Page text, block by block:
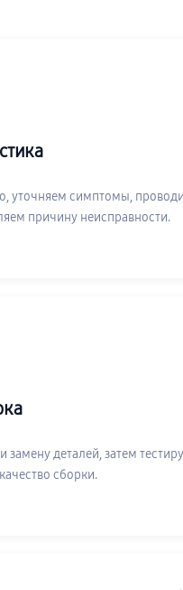
уточняем симптомы,
причину неисправности.
деталей, затем
сборки.